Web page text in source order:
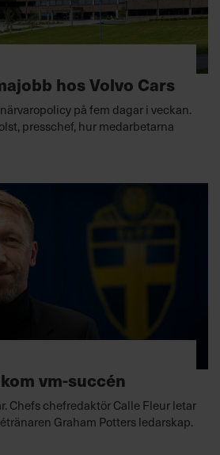
hos Volvo Cars
på fem dagar i veckan.
presschef, hur medarbetarna
vm-succén
Chefs chefredaktör Calle Fleur letar
Graham Potters ledarskap.